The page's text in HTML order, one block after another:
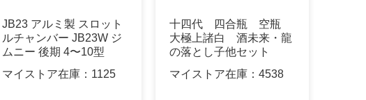
JB23 アルミ製 スロット
ルチャンバー JB23W ジ
ムニー 後期 4〜10型
マイストア在庫： 1125
十四代 四合瓶 空瓶
大極上諸白 酒未来・龍
の落とし子他セット
マイストア在庫： 4538